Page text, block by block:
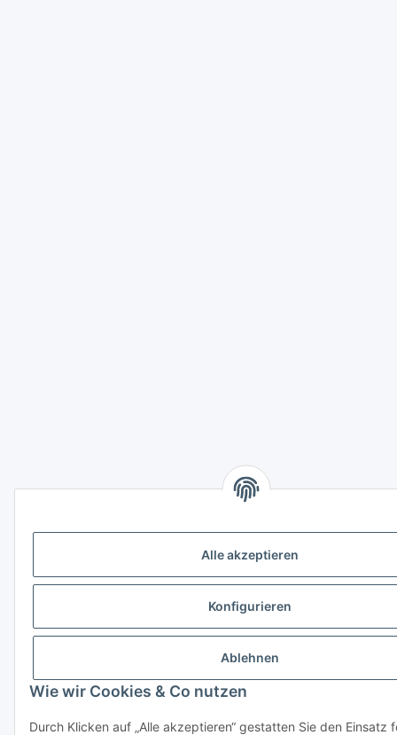
Alle akzeptieren
Konfigurieren
Ablehnen
Wie wir Cookies & Co nutzen
Durch Klicken auf „Alle akzeptieren“ gestatten Sie den Einsatz